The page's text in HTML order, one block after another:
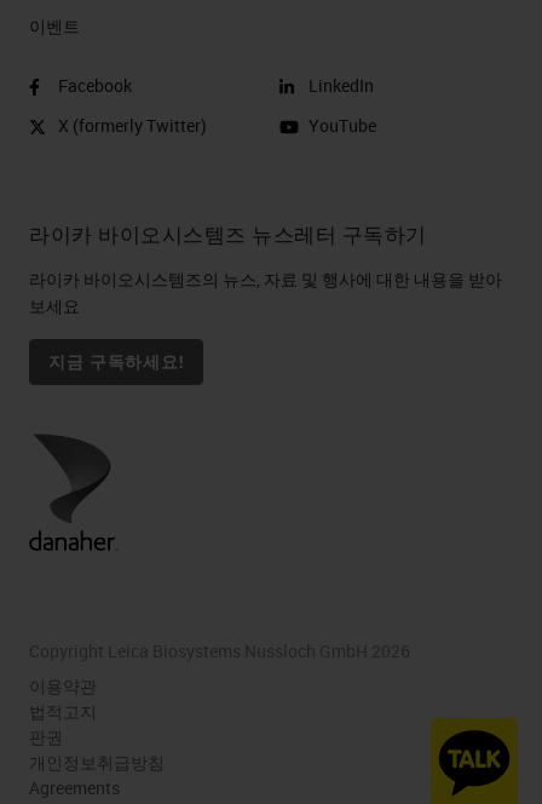
이벤트
Facebook
X (formerly Twitter)
LinkedIn
YouTube
라이카 바이오시스템즈 뉴스레터 구독하기
라이카 바이오시스템즈의 뉴스, 자료 및 행사에 대한 내용을 받아
보세요
지금 구독하세요!
Copyright Leica Biosystems Nussloch GmbH 2026
이용약관
법적고지
판권
개인정보취급방침
Agreements